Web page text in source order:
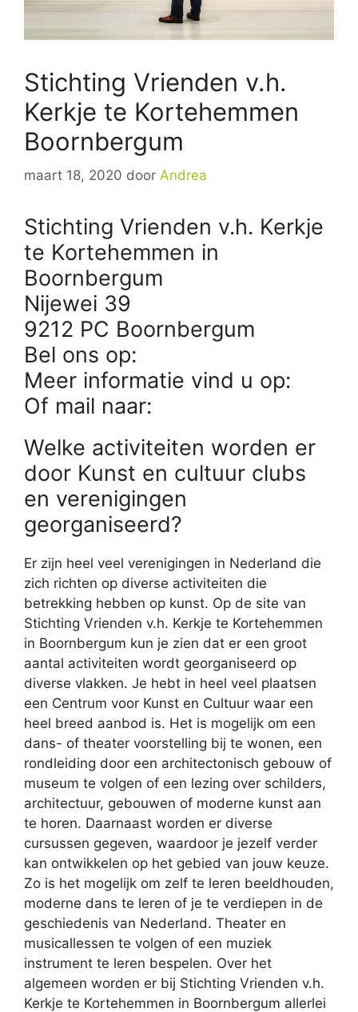
Stichting Vrienden v.h.
Kerkje te Kortehemmen
Boornbergum
maart 18, 2020 door Andrea
Stichting Vrienden v.h. Kerkje
te Kortehemmen in
Boornbergum
Nijewei 39
9212 PC Boornbergum
Bel ons op:
Meer informatie vind u op:
Of mail naar:
Welke activiteiten worden er
door Kunst en cultuur clubs
en verenigingen
georganiseerd?
Er zijn heel veel verenigingen in Nederland die
zich richten op diverse activiteiten die
betrekking hebben op kunst. Op de site van
Stichting Vrienden v.h. Kerkje te Kortehemmen
in Boornbergum kun je zien dat er een groot
aantal activiteiten wordt georganiseerd op
diverse vlakken. Je hebt in heel veel plaatsen
een Centrum voor Kunst en Cultuur waar een
heel breed aanbod is. Het is mogelijk om een
dans- of theater voorstelling bij te wonen, een
rondleiding door een architectonisch gebouw of
museum te volgen of een lezing over schilders,
architectuur, gebouwen of moderne kunst aan
te horen. Daarnaast worden er diverse
cursussen gegeven, waardoor je jezelf verder
kan ontwikkelen op het gebied van jouw keuze.
Zo is het mogelijk om zelf te leren beeldhouden,
moderne dans te leren of je te verdiepen in de
geschiedenis van Nederland. Theater en
musicallessen te volgen of een muziek
instrument te leren bespelen. Over het
algemeen worden er bij Stichting Vrienden v.h.
Kerkje te Kortehemmen in Boornbergum allerlei